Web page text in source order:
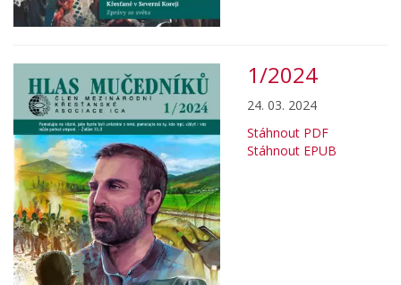
1/2024
24. 03. 2024
Stáhnout PDF
Stáhnout EPUB